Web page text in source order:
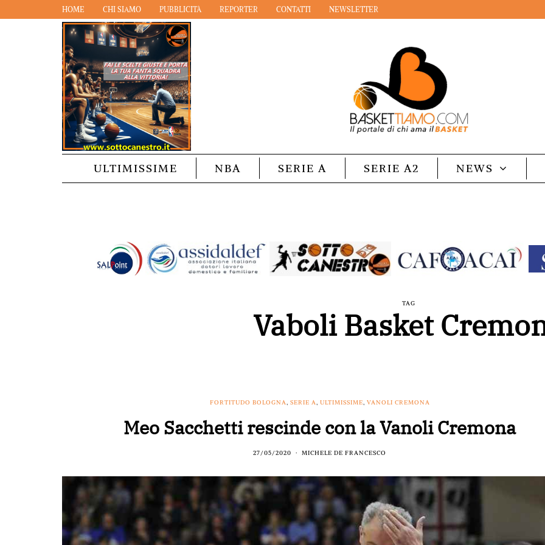
HOME CHI SIAMO PUBBLICITÀ REPORTER CONTATTI NEWSLETTER
ULTIMISSIME NBA SERIE A SERIE A2 NEWS
TAG
Vaboli Basket
FORTITUDO BOLOGNA, SERIE A, ULTIMISSIME, VANOLI CREMONA
Meo Sacchetti rescinde con la Vanoli Cremona
27/05/2020 MICHELE DE FRANCESCO